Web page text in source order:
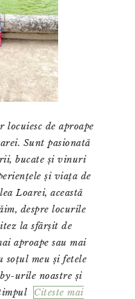
de aproape
Sunt pasionată
bucate și vinuri
și viața de
Loarei, această
despre locurile
la sfârșit de
aproape sau mai
soțul meu și fetele
urile noastre și
Citeste mai